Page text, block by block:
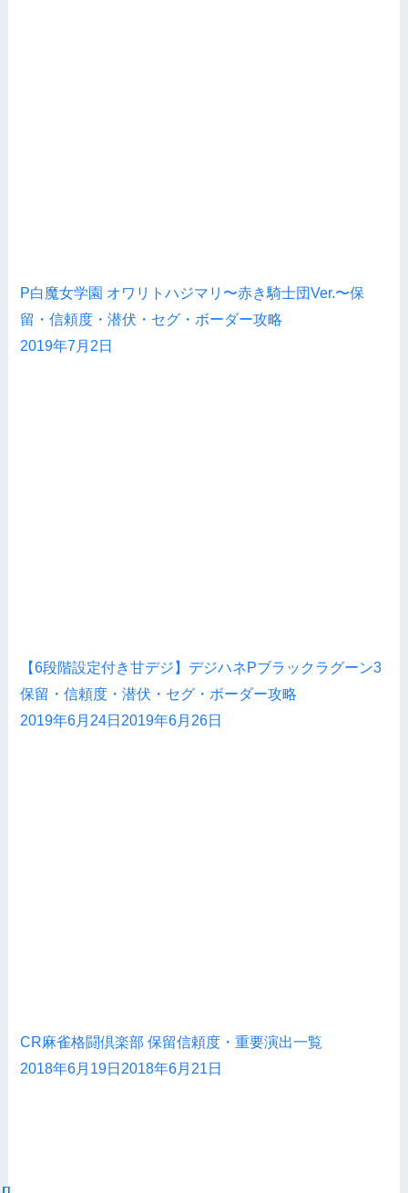
P白魔女学園 オワリトハジマリ〜赤き騎士団Ver.〜保
留・信頼度・潜伏・セグ・ボーダー攻略
2019年7月2日
【6段階設定付き甘デジ】デジハネPブラックラグーン3
保留・信頼度・潜伏・セグ・ボーダー攻略
2019年6月24日 2019年6月26日
CR麻雀格闘倶楽部 保留信頼度・重要演出一覧
2018年6月19日 2018年6月21日